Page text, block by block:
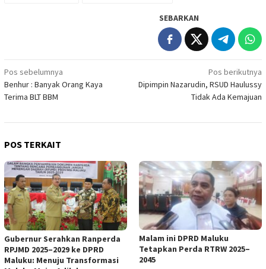
SEBARKAN
Navigasi
pos
Pos sebelumnya
Benhur : Banyak Orang Kaya
Terima BLT BBM
Pos berikutnya
Dipimpin Nazarudin, RSUD Haulussy
Tidak Ada Kemajuan
POS TERKAIT
Gubernur Serahkan Ranperda
RPJMD 2025–2029 ke DPRD
Maluku: Menuju Transformasi
Malam ini DPRD Maluku
Tetapkan Perda RTRW 2025–
2045